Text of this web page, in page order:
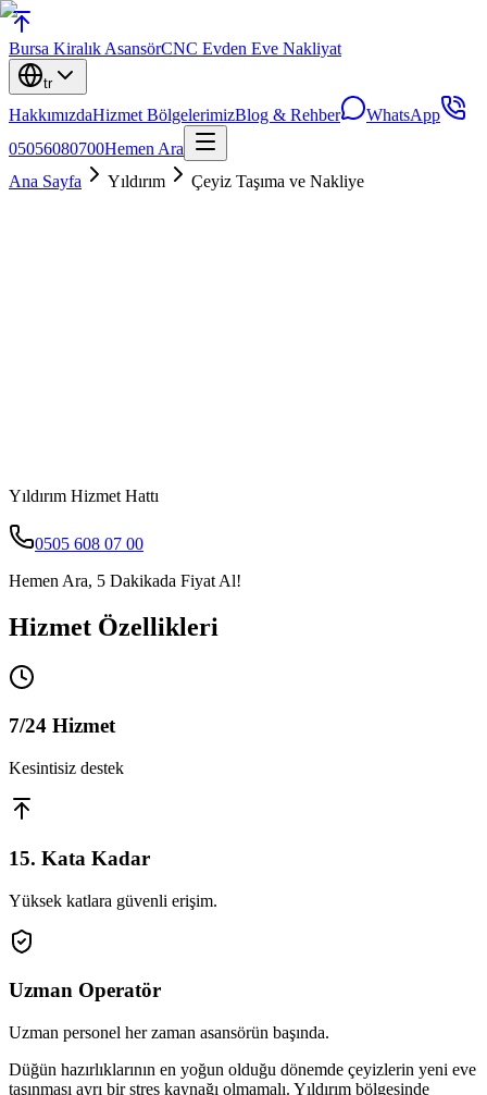
Bursa Kiralık AsansörCNC Evden Eve Nakliyat
tr
HakkımızdaHizmet BölgelerimizBlog & Rehber
WhatsApp
05056080700Hemen Ara
Ana Sayfa
Yıldırım Çeyiz Taşıma ve Nakliye
Yıldırım Hizmet Hattı
0505 608 07 00
Hemen Ara, 5 Dakikada Fiyat Al!
Hizmet Özellikleri
7/24 Hizmet
Kesintisiz destek
15. Kata Kadar
Yüksek katlara güvenli erişim.
Uzman Operatör
Uzman personel her zaman asansörün başında.
Düğün hazırlıklarının en yoğun olduğu dönemde çeyizlerin yeni eve
taşınması ayrı bir stres kaynağı olmamalı. Yıldırım bölgesinde